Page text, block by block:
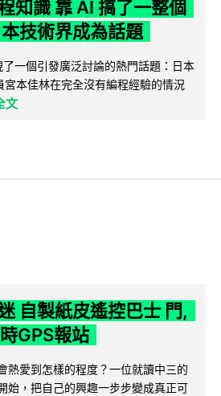
知識 靠 AI 搞了一整個
技術界成為話題
一個引發廣泛討論的熱門話題：日本
本佳林在完全沒有編程經驗的情況
文
自製紙皮遙控巴士 門,
GPS報站
熱愛到怎樣的程度？一位就讀中三的
始，把自己的興趣一步步變成真正可